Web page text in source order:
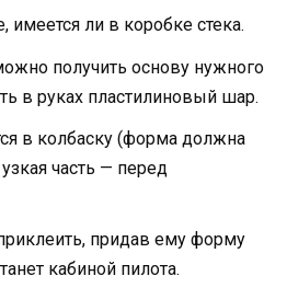
имеется ли в коробке стека.
получить основу нужного
в руках пластилиновый шар.
в колбаску (форма должна
часть — перед
придав ему форму
кабиной пилота.